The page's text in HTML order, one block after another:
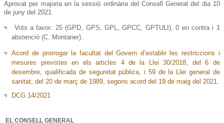
Aprovat per majoria en la sessió ordinària del Consell General del dia 10
de juny del 2021.
Vots a favor: 25 (GPD, GPS, GPL, GPCC, GPTULI), 0 en contra i 1
abstenció (C. Montaner).
Acord de prorrogar la facultat del Govern d’establir les restriccions i
mesures previstes en els articles 4 de la Llei 30/2018, del 6 de
desembre, qualificada de seguretat pública, i 59 de la Llei general de
sanitat, del 20 de març de 1989, segons acord del 19 de maig del 2021
DCG 14/2021
EL CONSELL GENERAL